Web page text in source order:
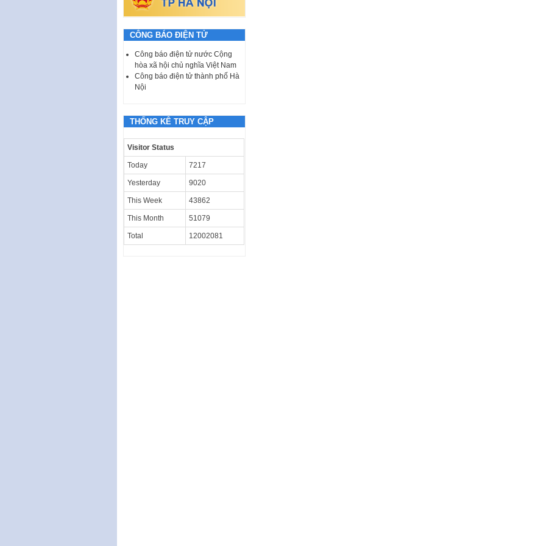
CÔNG BÁO ĐIỆN TỬ
Công báo điện tử nước Cộng
hòa xã hội chủ nghĩa Việt Nam
Công báo điện tử thành phố Hà
Nội
THỐNG KÊ TRUY CẬP
Visitor Status
Today 7217
Yesterday 9020
This Week 43862
This Month 51079
Total 12002081